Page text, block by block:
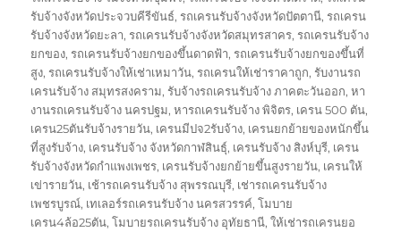
รับจ้างจังหวัดประจวบคีรีขันธ์,รถเครนรับจ้างจังหวัดปัตตานี,รถเครน
รับจ้างจังหวัดยะลา,รถเครนรับจ้างจังหวัดสมุทรสาคร,รถเครนรับจ้าง
ยกของ,รถเครนรับจ้างยกของขึ้นดาดฟ้า,รถเครนรับจ้างยกของขึ้นที่
สูง,รถเครนรับจ้างให้เช่าเหมาวัน,รถเครนให้เช่าราคาถูก,รับงานรถ
เครนรับจ้าง สมุทรสงคราม,รับจ้างรถเครนรับจ้าง ภาคตะวันออก,หา
งานรถเครนรับจ้าง นครปฐม,หารถเครนรับจ้าง พิจิตร, เครน 500 ตัน,
เครน25ตันรับจ้างรายวัน, เครนมีปจ2รับจ้าง, เครนยกย้ายของหนักขึ้น
ที่สูงรับจ้าง, เครนรับจ้าง จังหวัดกาฬสินธุ์, เครนรับจ้าง สิงห์บุรี, เครน
รับจ้างจังหวัดกำแพงเพชร, เครนรับจ้างยกย้ายขึ้นสูงรายวัน, เครนให้
เข่ารายวัน, เช้ารถเครนรับจ้าง สุพรรณบุรี, เช่ารถเครนรับจ้าง
เพชรบูรณ์, เทเลอร์รถเครนรับจ้าง นครสวรรค์,โมบาย
เครน4ล้อ25ตัน,โมบายรถเครนรับจ้าง อุทัยธานี,ให้เช่ารถเครนยอ